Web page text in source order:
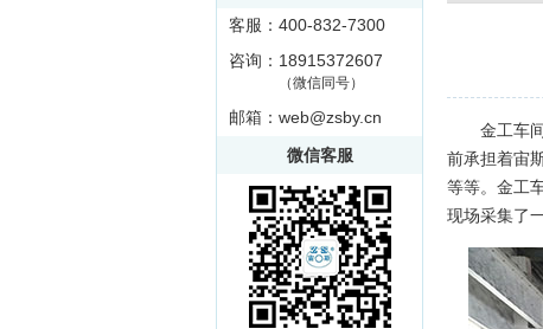
客服：400-832-7300
咨询：18915372607
（微信同号）
邮箱：web@zsby.cn
微信客服
金工车间
前承担着宙
等等。金工
现场采集了